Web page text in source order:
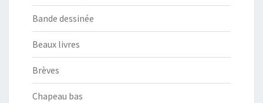
Bande dessinée
Beaux livres
Brèves
Chapeau bas